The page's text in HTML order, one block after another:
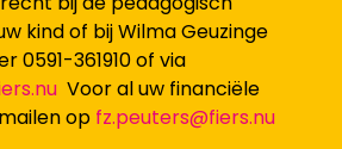
kind of bij Wilma Geuzinge
0591-361910 of via
Voor al uw financiële
op fz.peuters@fiers.nu